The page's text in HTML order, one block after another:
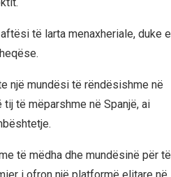
të larta menaxheriale, duke e
një mundësi të rëndësishme në
të mëparshme në Spanjë, ai
të mëdha dhe mundësinë për të
i ofron një platformë elitare në